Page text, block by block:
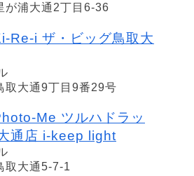
が浦大通2丁目6-36
Re-i ザ・ビッグ鳥取大
取大通9丁目9番29号
Me ツルハドラッ
通店 i-keep light
取大通5-7-1